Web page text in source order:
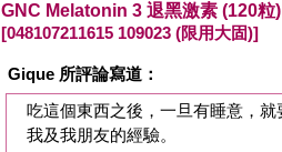
GNC Melatonin 3 退黑激素 (120粒
[048107211615 109023 (限用大固)]
Gique 所評論寫道：
吃這個東西之後，一旦有睡意，
我及我朋友的經驗。